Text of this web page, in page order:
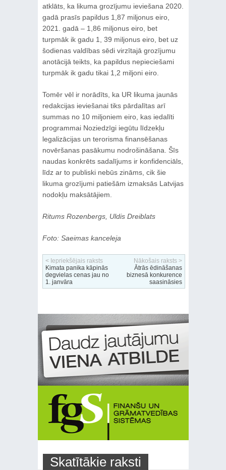
atklāts, ka likuma grozījumu ieviešana 2020.
gadā prasīs papildus 1,87 miljonus eiro,
2021. gadā – 1,86 miljonus eiro, bet
turpmāk ik gadu 1, 39 miljonus eiro, bet uz
šodienas valdības sēdi virzītajā grozījumu
anotācijā teikts, ka papildus nepieciešami
turpmāk ik gadu tikai 1,2 miljoni eiro.
Tomēr vēl ir norādīts, ka UR likuma jaunās
redakcijas ieviešanai tiks pārdalītas arī
summas no 10 miljoniem eiro, kas iedalīti
programmai Noziedzīgi iegūtu līdzekļu
legalizācijas un terorisma finansēšanas
novēršanas pasākumu nodrošināšana. Šīs
naudas konkrēts sadalījums ir konfidenciāls,
līdz ar to publiski nebūs zināms, cik šie
likuma grozījumi patiešām izmaksās Latvijas
nodokļu maksātājiem.
Ritums Rozenbergs, Uldis Dreiblats
Foto: Saeimas kanceleja
< Iepriekšējais raksts
Kimata panika kāpinās
degvielas cenas jau no
1. janvāra
Nākošais raksts >
Ātrās ēdināšanas
biznesā konkurence
saasināsies
Skatītākie raksti